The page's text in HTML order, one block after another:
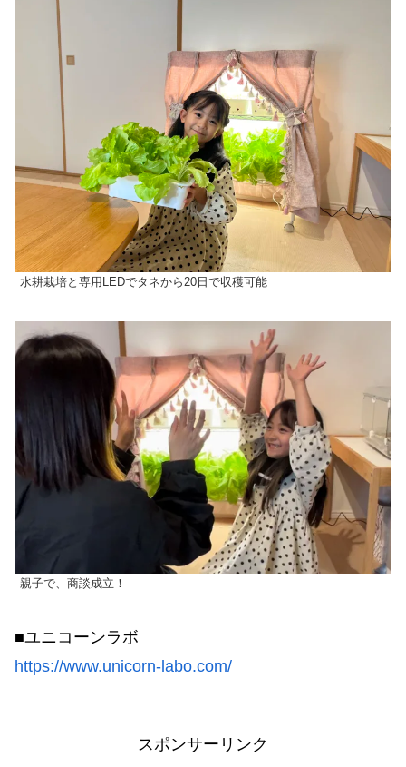
水耕栽培と専用LEDでタネから20日で収穫可能
親子で、商談成立！
■ユニコーンラボ
https://www.unicorn-labo.com/
スポンサーリンク